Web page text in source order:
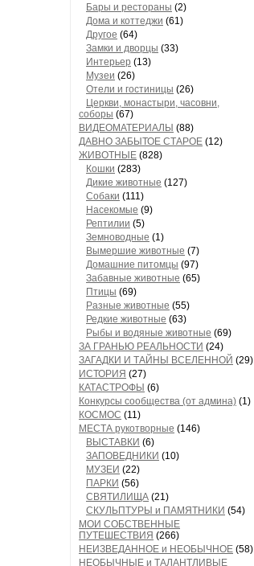
Бары и рестораны (2)
Дома и коттеджи (61)
Другое (64)
Замки и дворцы (33)
Интерьер (13)
Музеи (26)
Отели и гостиницы (26)
Церкви, монастыри, часовни,
соборы (67)
ВИДЕОМАТЕРИАЛЫ (88)
ДАВНО ЗАБЫТОЕ СТАРОЕ (12)
ЖИВОТНЫЕ (828)
Кошки (283)
Дикие животные (127)
Собаки (111)
Насекомые (9)
Рептилии (5)
Земноводные (1)
Вымершие животные (7)
Домашние питомцы (97)
Забавные животные (65)
Птицы (69)
Разные животные (55)
Редкие животные (63)
Рыбы и водяные животные (69)
ЗА ГРАНЬЮ РЕАЛЬНОСТИ (24)
ЗАГАДКИ И ТАЙНЫ ВСЕЛЕННОЙ (29)
ИСТОРИЯ (27)
КАТАСТРОФЫ (6)
Конкурсы сообщества (от админа) (1)
КОСМОС (11)
МЕСТА рукотворные (146)
ВЫСТАВКИ (6)
ЗАПОВЕДНИКИ (10)
МУЗЕИ (22)
ПАРКИ (56)
СВЯТИЛИЩА (21)
СКУЛЬПТУРЫ и ПАМЯТНИКИ (54)
МОИ СОБСТВЕННЫЕ
ПУТЕШЕСТВИЯ (266)
НЕИЗВЕДАННОЕ и НЕОБЫЧНОЕ (58)
НЕОБЫЧНЫЕ и ТАЛАНТЛИВЫЕ